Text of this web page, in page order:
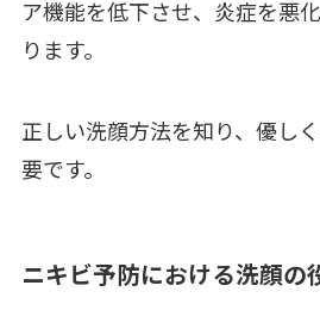
ア機能を低下させ、炎症を悪
ります。
正しい洗顔方法を知り、優し
要です。
ニキビ予防における洗顔の